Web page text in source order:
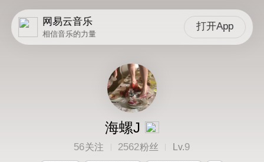
网易云音乐
相信音乐的力量
打开App
海螺J
56关注 2562粉丝 Lv.9